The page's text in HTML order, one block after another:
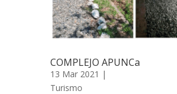
COMPLEJO APUNCa
13 Mar 2021 |
Turismo